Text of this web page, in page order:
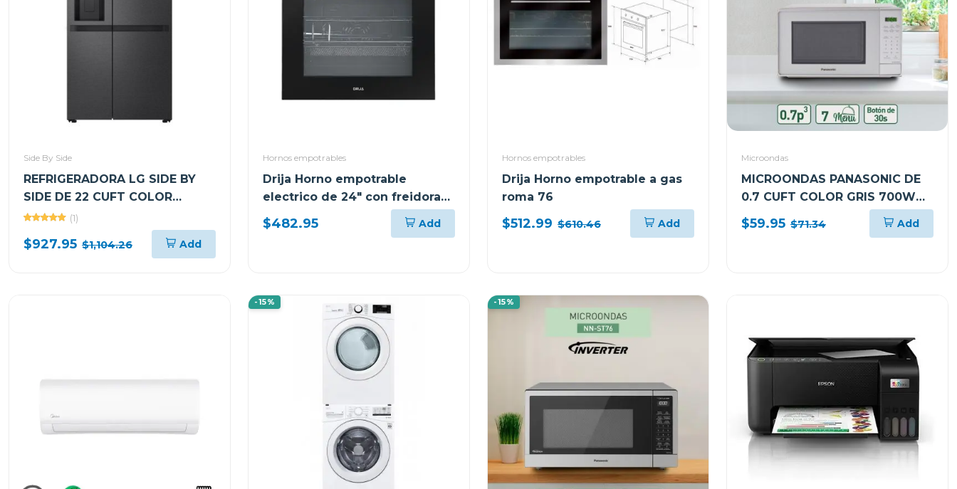
Side By Side
REFRIGERADORA LG SIDE BY
SIDE DE 22 CUFT COLOR
NEGRO SMART INVERTER
(1)
$927.95 $1,104.26 Add
Hornos empotrables
Drija Horno empotrable
electrico de 24" con freidora
de aire indico60
$482.95 Add
Hornos empotrables
Drija Horno empotrable a gas
roma 76
$512.99 $610.46 Add
Microondas
MICROONDAS PANASONIC DE
0.7 CUFT COLOR GRIS 700W
NNSB25JMRUH
$59.95 $71.34 Add
-15% -15%